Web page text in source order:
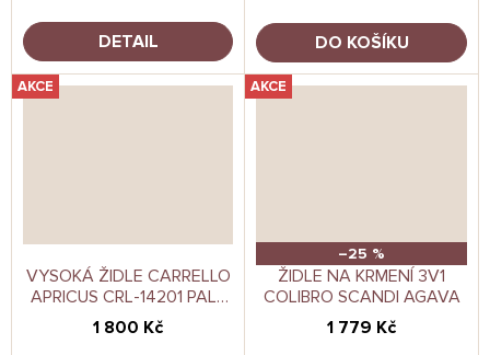
DETAIL DO KOŠÍKU
AKCE
VYSOKÁ ŽIDLE CARRELLO
APRICUS CRL-14201 PALE
TERRACOTA
1 800 Kč
AKCE
–25 %
ŽIDLE NA KRMENÍ 3V1
COLIBRO SCANDI AGAVA
1 779 Kč